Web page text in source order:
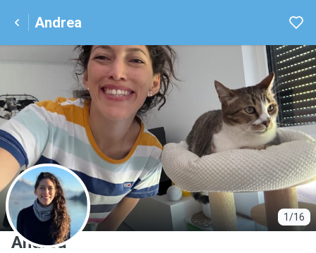
Andrea
1/16
A
Andrea